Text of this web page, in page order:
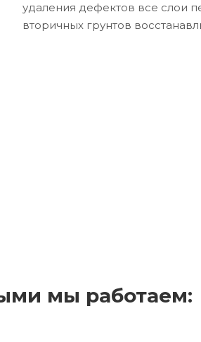
удаления дефектов все слои
вторичных грунтов
мы работаем: